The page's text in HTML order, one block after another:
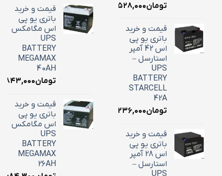
تومان۲۲,۵۲۸,۰۰۰
قیمت و خرید
باتری یو پی
اس 42 آمپر
استارسل –
UPS
BATTERY
STARCELL
42A
تومان۱۶,۲۳۶,۰۰۰
قیمت و خرید
باتری یو پی
اس 28 آمپر
استارسل –
قیمت و خرید
باتری یو پی
اس مگامکس
UPS
BATTERY
MEGAMAX
40AH
تومان
قیمت و خرید
باتری یو پی
اس مگامکس
UPS
BATTERY
MEGAMAX
26AH